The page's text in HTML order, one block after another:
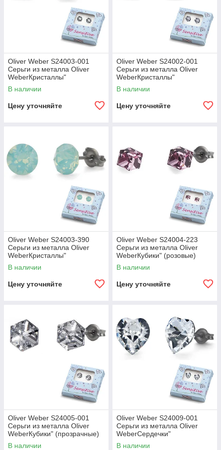
Oliver Weber S24003-001
Серьги из металла Oliver
WeberКристаллы"
(прозрачные)
В наличии
Цену уточняйте
Oliver Weber S24002-001
Серьги из металла Oliver
WeberКристаллы"
(прозрачные,средние)
В наличии
Цену уточняйте
Oliver Weber S24003-390
Серьги из металла Oliver
WeberКристаллы"
(бирюзовые)
В наличии
Цену уточняйте
Oliver Weber S24004-223
Серьги из металла Oliver
WeberКубики" (розовые)
В наличии
Цену уточняйте
Oliver Weber S24005-001
Серьги из металла Oliver
WeberКубики" (прозрачные)
В наличии
Oliver Weber S24009-001
Серьги из металла Oliver
WeberСердечки"
(прозрачные)
В наличии